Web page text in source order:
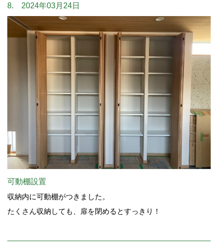
8. 2024年03月24日
可動棚設置
収納内に可動棚がつきました。
たくさん収納しても、扉を閉めるとすっきり！